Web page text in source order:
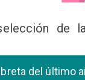
de
del